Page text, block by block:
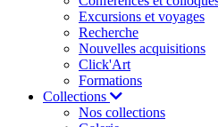
Excursions et voyages
Recherche
Nouvelles acquisitions
Click'Art
Formations
Collections
Nos collections